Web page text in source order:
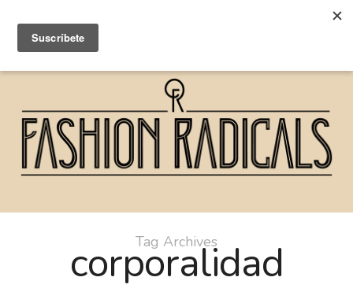
Tag Archives
corporalidad